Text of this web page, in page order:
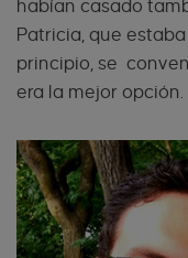
habían casado
Patricia, que
principio, se
era la mejor opción.